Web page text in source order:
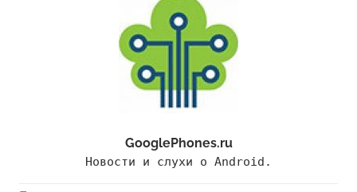
GooglePhones.ru
Новости и слухи о Android.